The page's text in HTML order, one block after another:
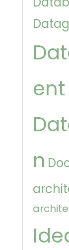
ent
n